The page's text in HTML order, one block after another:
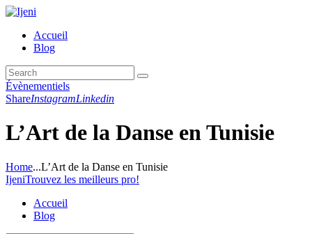
Accueil
Blog
Évènementiels
ShareInstagramLinkedin
L’Art de la Danse en Tunisie
Home...L’Art de la Danse en Tunisie
IjeniTrouvez les meilleurs pro!
Accueil
Blog